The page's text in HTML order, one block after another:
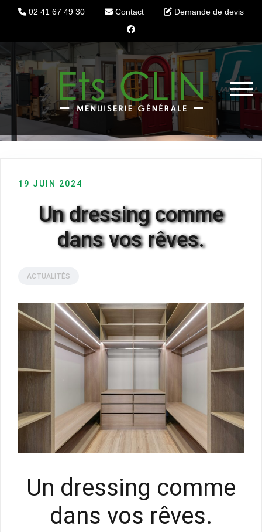
02 41 67 49 30 Contact Demande de devis
to
content
FENÊTRES & VOLETS
PORTES D’ENTRÉE
AMÉNAGEMENT EXTÉRIEUR
LES GARANTIES CLIN
ACTUALITÉS
19 JUIN 2024
Un dressing comme
dans vos rêves.
ACTUALITÉS
Un dressing comme
dans vos rêves.